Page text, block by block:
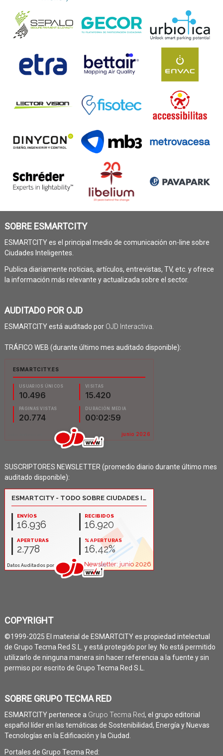
SOBRE ESMARTCITY
ESMARTCITY es el principal medio de comunicación on-line sobre
Ciudades Inteligentes.
Publica diariamente noticias, artículos, entrevistas, TV, etc. y ofrece
la información más relevante y actualizada sobre el sector.
AUDITADO POR OJD
ESMARTCITY está auditado por OJD Interactiva.
TRÁFICO WEB (durante último mes auditado disponible):
SUSCRIPTORES NEWSLETTER (promedio diario durante último mes
auditado disponible):
COPYRIGHT
©1999-2025 El material de ESMARTCITY es propiedad intelectual
de Grupo Tecma Red S.L. y está protegido por ley. No está permitido
utilizarlo de ninguna manera sin hacer referencia a la fuente y sin
permiso por escrito de Grupo Tecma Red S.L.
SOBRE GRUPO TECMA RED
ESMARTCITY pertenece a Grupo Tecma Red, el grupo editorial
español líder en las temáticas de Sostenibilidad, Energía y Nuevas
Tecnologías en la Edificación y la Ciudad.
Portales de Grupo Tecma Red: